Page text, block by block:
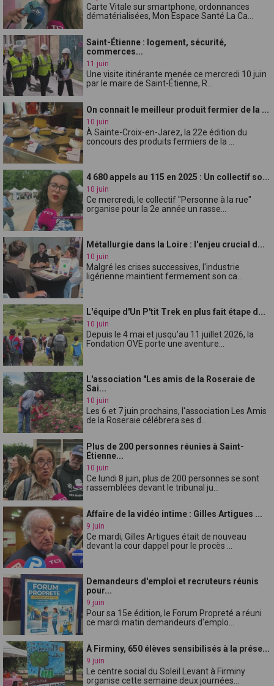
Carte Vitale sur smartphone, ordonnances
dématérialisées, Mon Espace Santé La Ca...
Saint-Étienne : logement, sécurité,
commerces...
11 juin
Une visite itinérante menée ce mercredi 10 juin
par le maire de Saint-Étienne, R...
On connait le meilleur produit fermier de la ...
10 juin
À Sainte-Croix-en-Jarez, la 22e édition du
concours des produits fermiers de la ...
4 680 appels au 115 en 2025 : Un collectif so...
10 juin
Ce mercredi, le collectif "Personne à la rue"
organise pour la 2e année un rasse...
Métallurgie dans la Loire : l'enjeu crucial d...
10 juin
Malgré les crises successives, l'industrie
ligérienne maintient fermement son ca...
L'équipe d'Un P'tit Trek en plus fait étape d...
10 juin
Depuis le 4 mai et jusqu'au 11 juillet 2026, la
Fondation OVE porte une aventure...
L'association "Les amis de la Roseraie de
Sai...
10 juin
Les 6 et 7 juin prochains, l'association Les Amis
de la Roseraie célébrera ses d...
Plus de 200 personnes réunies à Saint-
Étienne...
10 juin
Ce lundi 8 juin, plus de 200 personnes se sont
rassemblées devant le tribunal ju...
Affaire de la vidéo intime : Gilles Artigues ...
9 juin
Ce mardi, Gilles Artigues était de nouveau
devant la cour dappel pour le procès ...
Demandeurs d'emploi et recruteurs réunis
pour...
9 juin
Pour sa 15e édition, le Forum Propreté a réuni
ce mardi matin demandeurs d'emplo...
À Firminy, 650 élèves sensibilisés à la prése...
9 juin
Le centre social du Soleil Levant à Firminy
organise cette semaine deux journées...